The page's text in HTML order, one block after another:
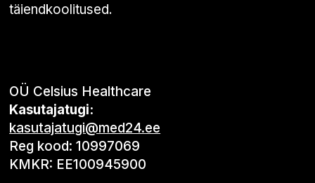
täiendkoolitused.
OÜ Celsius Healthcare
Kasutajatugi:
kasutajatugi@med24.ee
Reg kood: 10997069
KMKR: EE100945900